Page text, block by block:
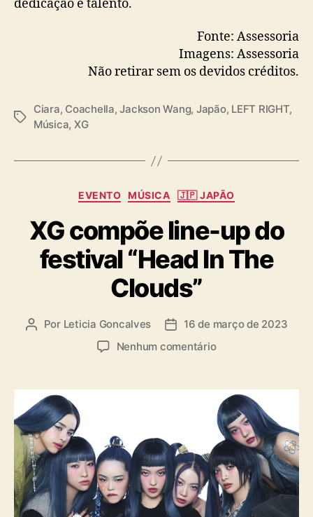
dedicação e talento.
Fonte: Assessoria
Imagens: Assessoria
Não retirar sem os devidos créditos.
T
s
Ciara, Coachella,Jackson Wang, Japão, LEFT RIGHT,
Música, XG
C
t
e
g
o
r
i
EVENTO MÚSICA 🇯🇵 JAPÃO
XG compõe line-up do
festival “Head In The
Clouds”
A
r
d
o
p
o
s
t
Por Leticia Goncalves
D
d
b
c
a
16 de março de 2023
Nenhum comentárioe
G
c
o
m
p
õ
e